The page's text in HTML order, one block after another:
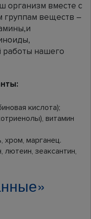
организм вместе с
группам веществ –
работы нашего
кислота);
витамин
хром, марганец.
лютеин, зеаксантин,